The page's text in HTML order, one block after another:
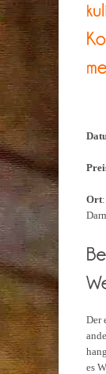
Ort
Der
es